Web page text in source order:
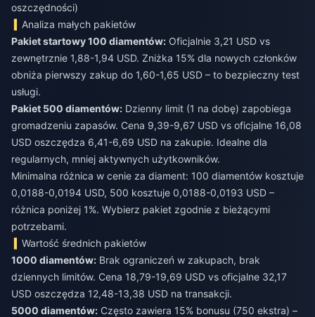
oszczędności)
Analiza małych pakietów
Pakiet startowy 100 diamentów: Oficjalnie 3,21 USD vs
zewnętrznie 1,88-1,94 USD. Zniżka 15% dla nowych członków
obniża pierwszy zakup do 1,60-1,65 USD – to bezpieczny test
usługi.
Pakiet 500 diamentów: Dzienny limit (1 na dobę) zapobiega
gromadzeniu zapasów. Cena 9,39-9,67 USD vs oficjalne 16,08
USD oszczędza 6,41-6,69 USD na zakupie. Idealne dla
regularnych, mniej aktywnych użytkowników.
Minimalna różnica w cenie za diament: 100 diamentów kosztuje
0,0188-0,0194 USD, 500 kosztuje 0,0188-0,0193 USD –
różnica poniżej 1%. Wybierz pakiet zgodnie z bieżącymi
potrzebami.
Wartość średnich pakietów
1000 diamentów: Brak ograniczeń w zakupach, brak
dziennych limitów. Cena 18,79-19,69 USD vs oficjalne 32,17
USD oszczędza 12,48-13,38 USD na transakcji.
5000 diamentów: Często zawiera 15% bonusu (750 ekstra) –